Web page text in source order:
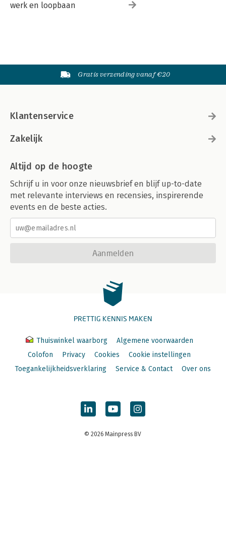
werk en loopbaan
Gratis verzending vanaf €20
Klantenservice
Zakelijk
Altijd op de hoogte
Schrijf u in voor onze nieuwsbrief en blijf up-to-date
met relevante interviews en recensies, inspirerende
events en de beste acties.
Aanmelden
PRETTIG KENNIS MAKEN
Thuiswinkel waarborg
Algemene voorwaarden
Colofon
Privacy Cookies
Cookie instellingen
Toegankelijkheidsverklaring
Service & Contact Over ons
© 2026 Mainpress BV